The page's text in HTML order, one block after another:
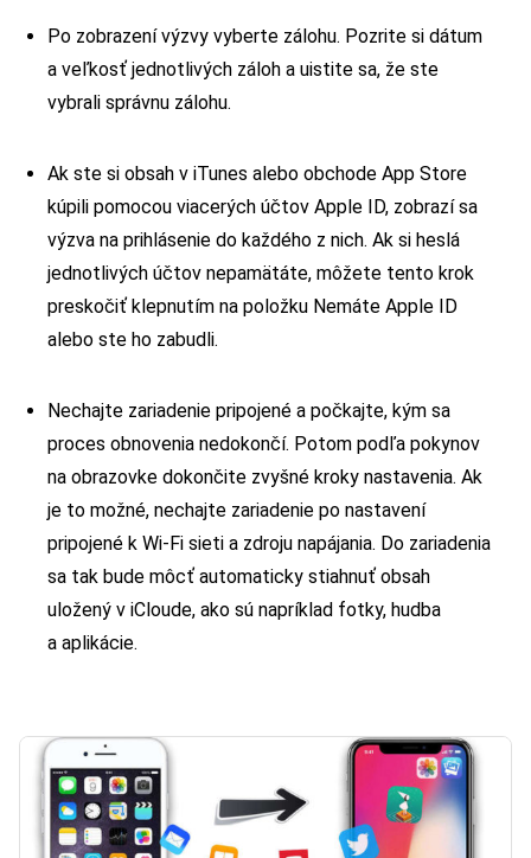
Po zobrazení výzvy vyberte zálohu. Pozrite si dátum
a veľkosť jednotlivých záloh a uistite sa, že ste
vybrali správnu zálohu.
Ak ste si obsah v iTunes alebo obchode App Store
kúpili pomocou viacerých účtov Apple ID, zobrazí sa
výzva na prihlásenie do každého z nich. Ak si heslá
jednotlivých účtov nepamätáte, môžete tento krok
preskočiť klepnutím na položku Nemáte Apple ID
alebo ste ho zabudli.
Nechajte zariadenie pripojené a počkajte, kým sa
proces obnovenia nedokončí. Potom podľa pokynov
na obrazovke dokončite zvyšné kroky nastavenia. Ak
je to možné, nechajte zariadenie po nastavení
pripojené k Wi-Fi sieti a zdroju napájania. Do zariadenia
sa tak bude môcť automaticky stiahnuť obsah
uložený v iCloude, ako sú napríklad fotky, hudba
a aplikácie.